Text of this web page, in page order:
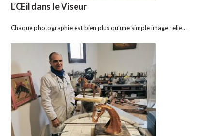
L’Œil dans le Viseur
Chaque photographie est bien plus qu’une simple image ; elle…